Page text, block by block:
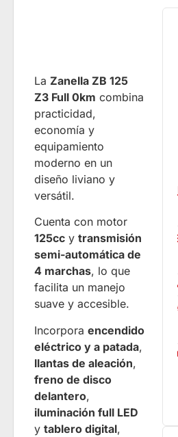
La Zanella ZB 125
Z3 Full 0km combina
practicidad,
economía y
equipamiento
moderno en un
diseño liviano y
versátil.
Cuenta con motor
125cc y transmisión
semi-automática de
4 marchas, lo que
facilita un manejo
suave y accesible.
Incorpora encendido
eléctrico y a patada,
llantas de aleación,
freno de disco
delantero,
iluminación full LED
y tablero digital,